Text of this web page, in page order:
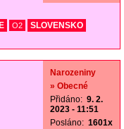
O2
SLOVENSKO
Narozeniny
» Obecné
Přidáno: 9. 2.
2023 - 11:51
Posláno: 1601x